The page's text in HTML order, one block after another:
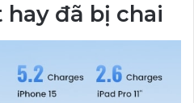
đã bị chai